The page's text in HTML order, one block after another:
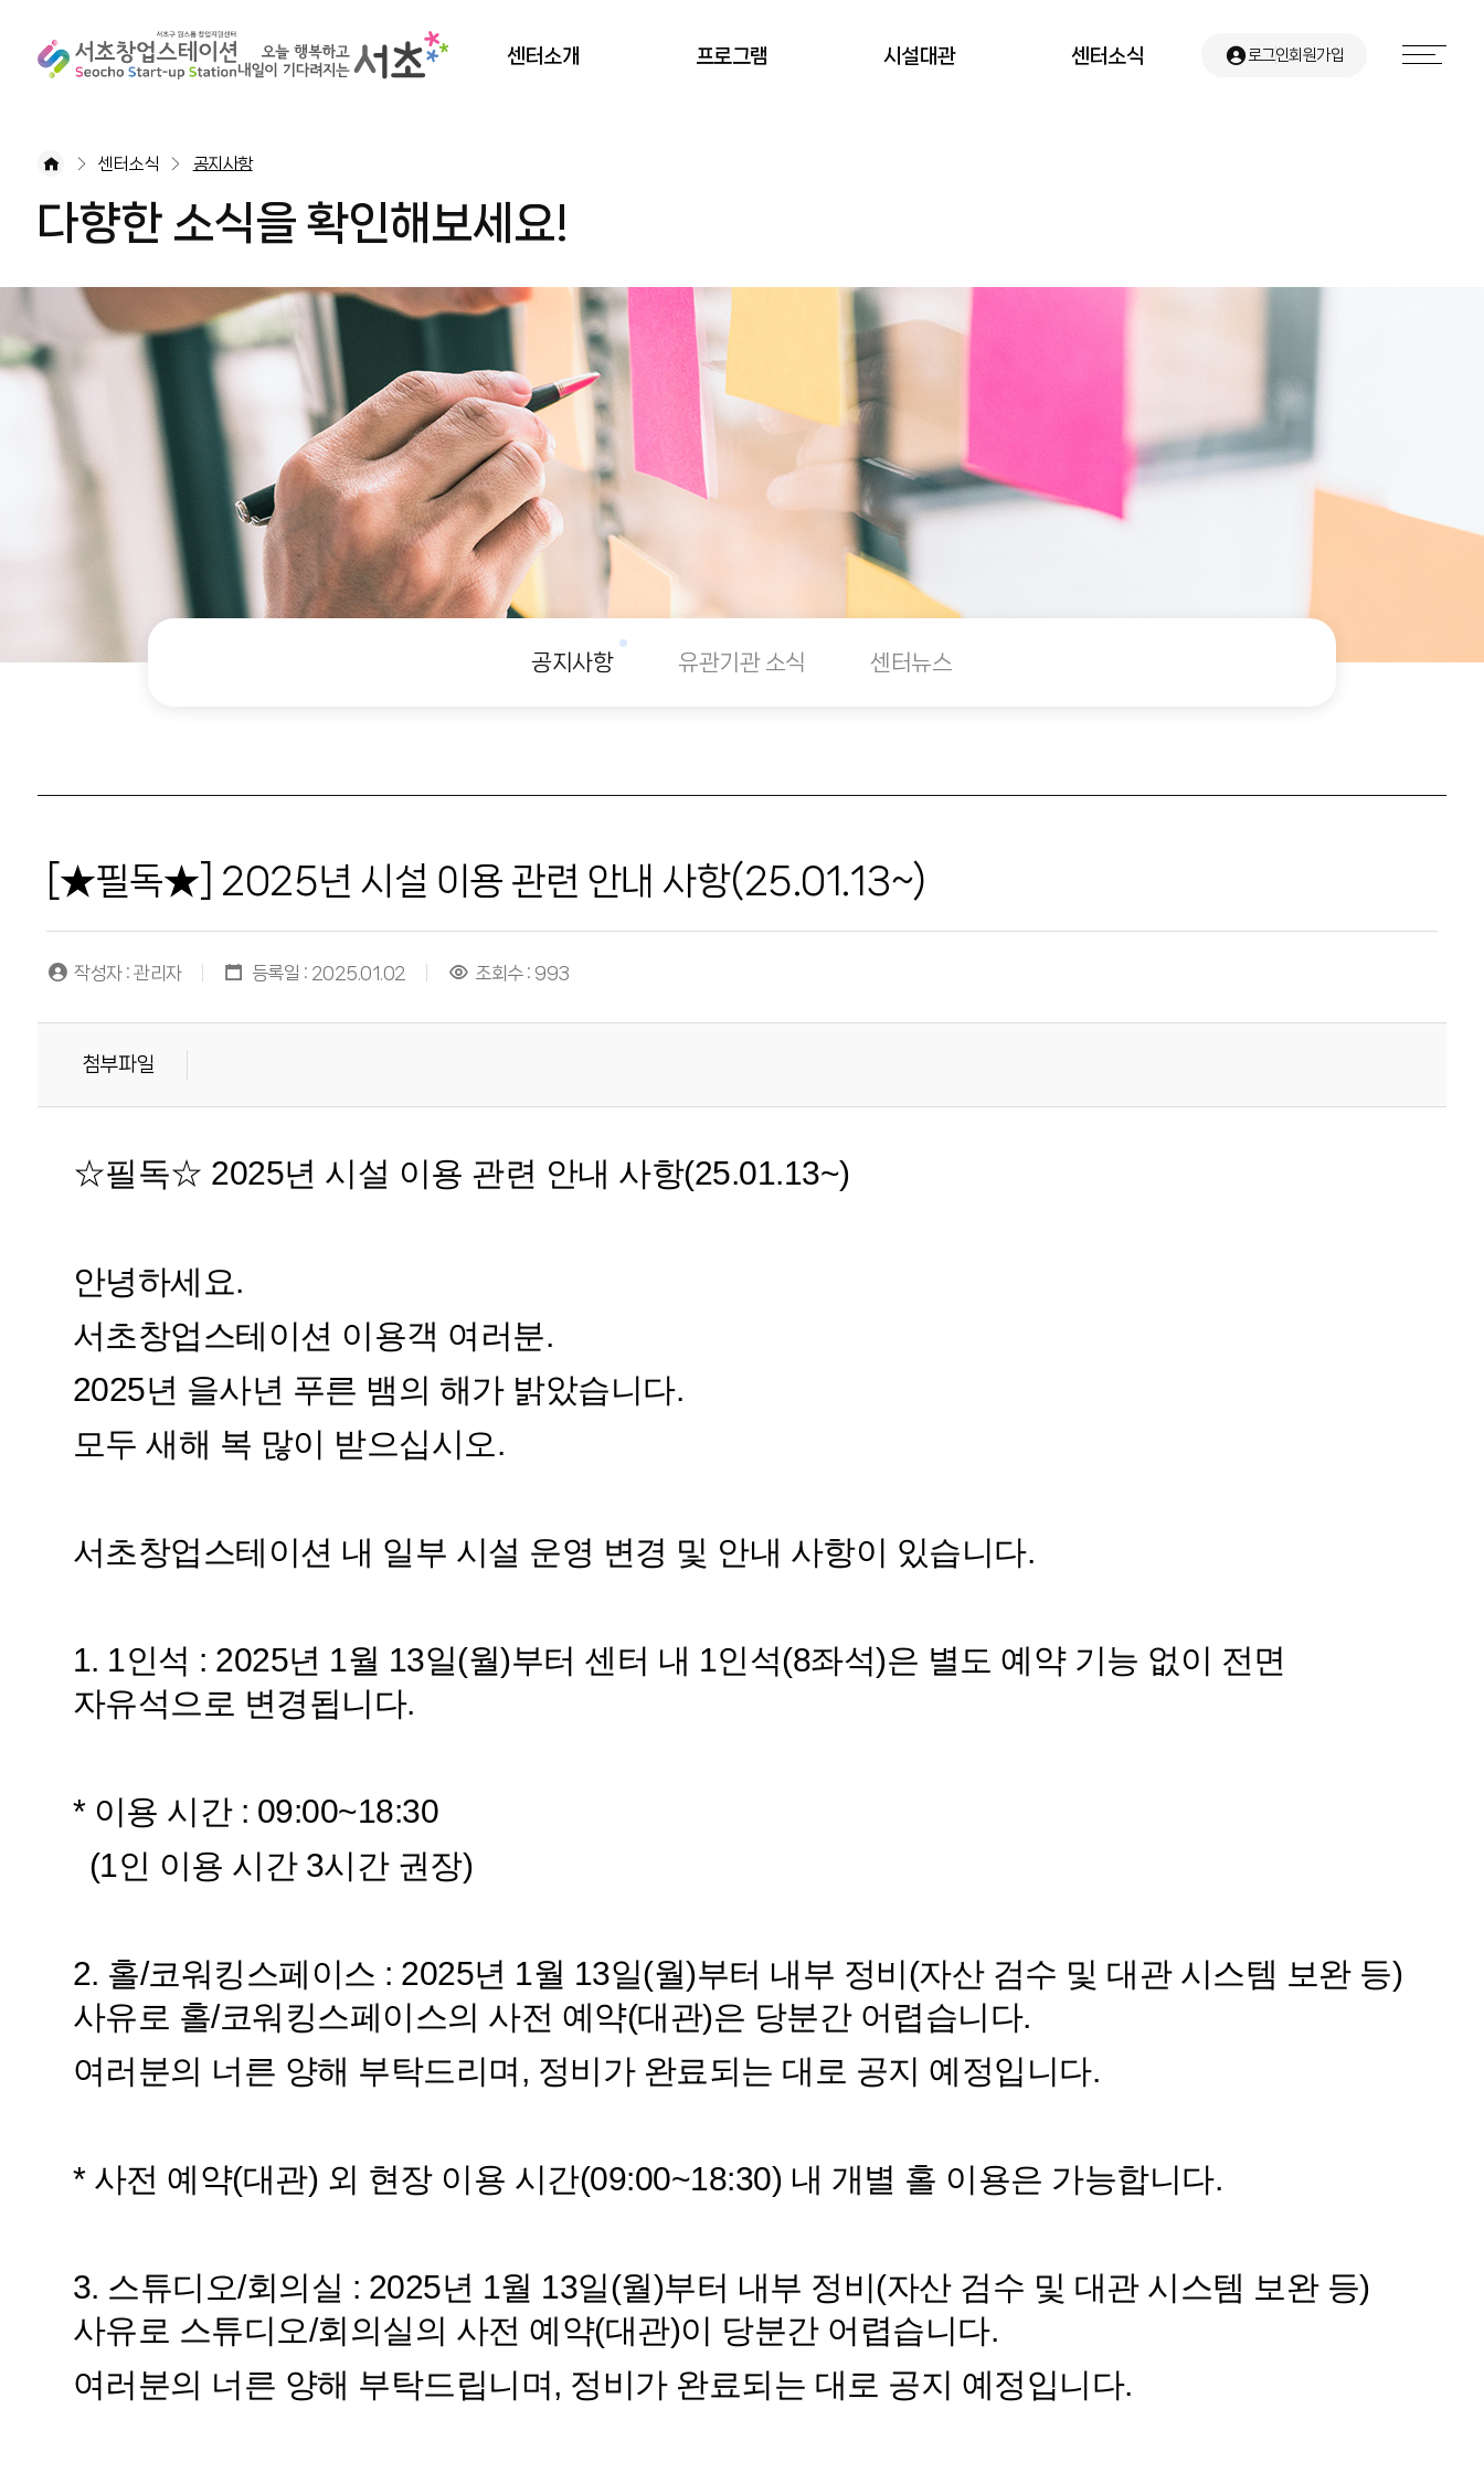
센터소개
회원안내
프로그램 시설대관 센터소식 로그인회원가입
센터소식 공지사항
다향한 소식을 확인해보세요!
공지사항 유관기관 소식 센터뉴스
[★필독★] 2025년 시설 이용 관련 안내 사항(25.01.13~)
작성자 : 관리자 등록일 : 2025.01.02 조회수 : 993
첨부파일
☆필독☆ 2025년 시설 이용 관련 안내 사항(25.01.13~)
안녕하세요.
서초창업스테이션 이용객 여러분.
2025년 을사년 푸른 뱀의 해가 밝았습니다.
모두 새해 복 많이 받으십시오.
서초창업스테이션 내 일부 시설 운영 변경 및 안내 사항이 있습니다.
1. 1인석 : 2025년 1월 13일(월)부터 센터 내 1인석(8좌석)은 별도 예약 기능 없이 전면
자유석으로 변경됩니다.
* 이용 시간 : 09:00~18:30
(1인 이용 시간 3시간 권장)
2. 홀/코워킹스페이스 : 2025년 1월 13일(월)부터 내부 정비(자산 검수 및 대관 시스템 보완 등)
사유로 홀/코워킹스페이스의 사전 예약(대관)은 당분간 어렵습니다.
여러분의 너른 양해 부탁드리며, 정비가 완료되는 대로 공지 예정입니다.
* 사전 예약(대관) 외 현장 이용 시간(09:00~18:30) 내 개별 홀 이용은 가능합니다.
3. 스튜디오/회의실 : 2025년 1월 13일(월)부터 내부 정비(자산 검수 및 대관 시스템 보완 등)
사유로 스튜디오/회의실의 사전 예약(대관)이 당분간 어렵습니다.
여러분의 너른 양해 부탁드립니며, 정비가 완료되는 대로 공지 예정입니다.